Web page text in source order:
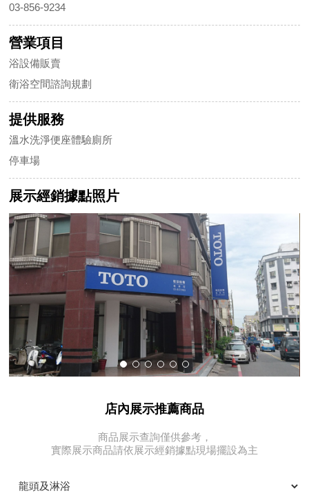
03-856-9234
營業項目
浴設備販賣
衛浴空間諮詢規劃
提供服務
溫水洗淨便座體驗廁所
停車場
展示經銷據點照片
店內展示推薦商品
商品展示查詢僅供參考，
實際展示商品請依展示經銷據點現場擺設為主